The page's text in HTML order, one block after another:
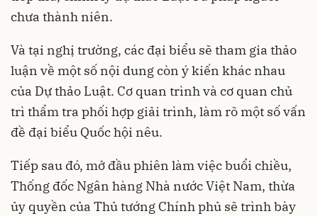
chưa thành niên.
Và tại nghị trường, các đại biểu sẽ tham gia thảo
luận về một số nội dung còn ý kiến khác nhau
của Dự thảo Luật. Cơ quan trình và cơ quan chủ
trì thẩm tra phối hợp giải trình, làm rõ một số vấn
đề đại biểu Quốc hội nêu.
Tiếp sau đó, mở đầu phiên làm việc buổi chiều,
Thống đốc Ngân hàng Nhà nước Việt Nam, thừa
ủy quyền của Thủ tướng Chính phủ sẽ trình bày